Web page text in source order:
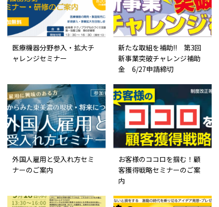
医療機器分野参入・拡大チ
ャレンジセミナー
新たな取組を補助!! 第3回
新事業突破チャレンジ補助
金 6/27申請締切
外国人雇用と受入れ方セミ
ナーのご案内
お客様のココロを掴む！顧
客獲得戦略セミナーのご案
内